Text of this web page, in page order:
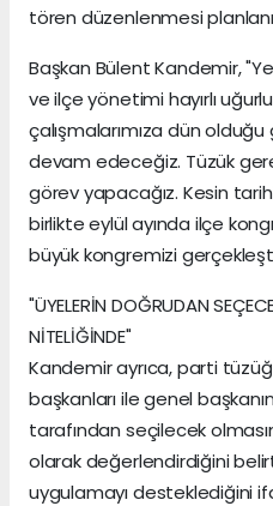
tören düzenlenmesi
Başkan Bülent Kandemir,
ve ilçe yönetimi hayırlı
çalışmalarımıza dün olduğu
devam edeceğiz. Tüzük
görev yapacağız. Kesin
birlikte eylül ayında ilçe
büyük kongremizi
"ÜYELERİN DOĞRUDAN
NİTELİĞİNDE"
Kandemir ayrıca, parti
başkanları ile genel
tarafından seçilecek
olarak değerlendirdiğini
uygulamayı desteklediğini